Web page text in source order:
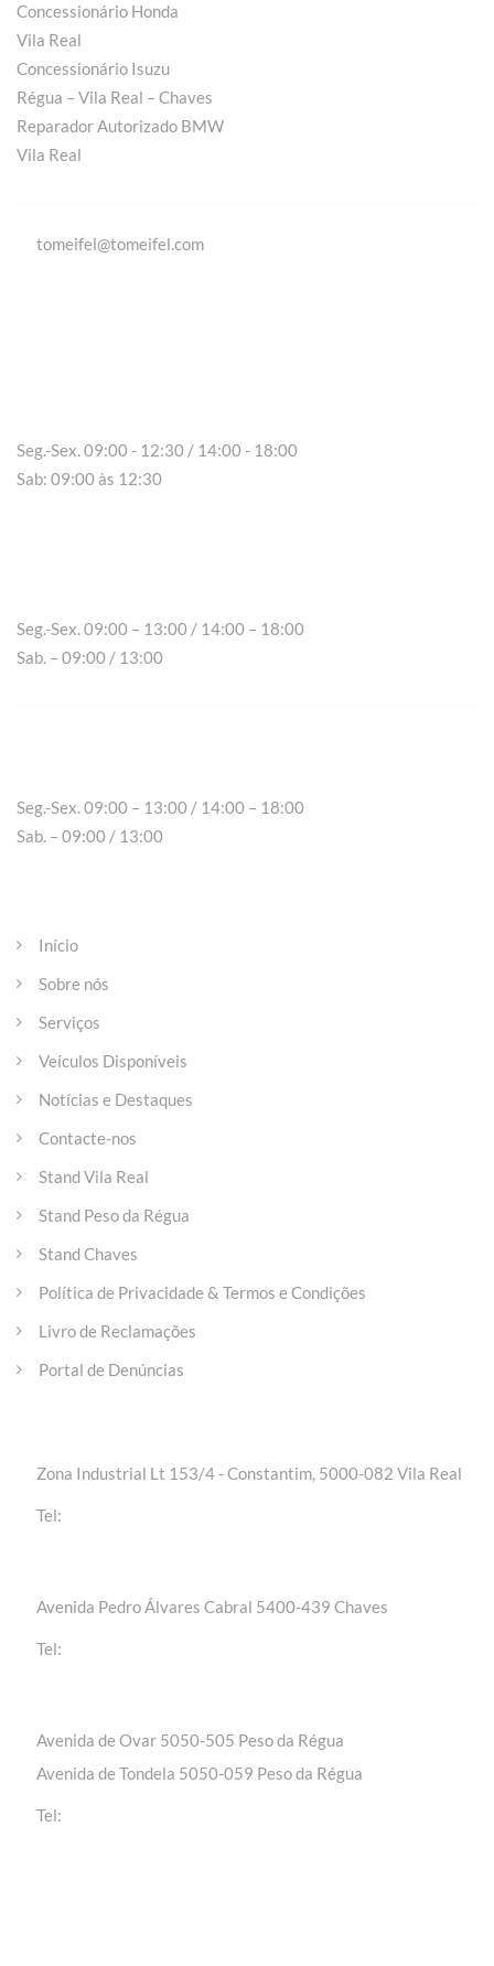
Concessionário Honda
Vila Real
Concessionário Isuzu
Régua – Vila Real – Chaves
Reparador Autorizado BMW
Vila Real
tomeifel@tomeifel.com
Seg.-Sex. 09:00 - 12:30 / 14:00 - 18:00
Sab: 09:00 às 12:30
Seg.-Sex. 09:00 – 13:00 / 14:00 – 18:00
Sab. – 09:00 / 13:00
Seg.-Sex. 09:00 – 13:00 / 14:00 – 18:00
Sab. – 09:00 / 13:00
Início
Sobre nós
Serviços
Veículos Disponíveis
Notícias e Destaques
Contacte-nos
Stand Vila Real
Stand Peso da Régua
Stand Chaves
Política de Privacidade & Termos e Condições
Livro de Reclamações
Portal de Denúncias
Zona Industrial Lt 153/4 - Constantim, 5000-082 Vila Real
Tel:
Avenida Pedro Álvares Cabral 5400-439 Chaves
Tel:
Avenida de Ovar 5050-505 Peso da Régua
Avenida de Tondela 5050-059 Peso da Régua
Tel: